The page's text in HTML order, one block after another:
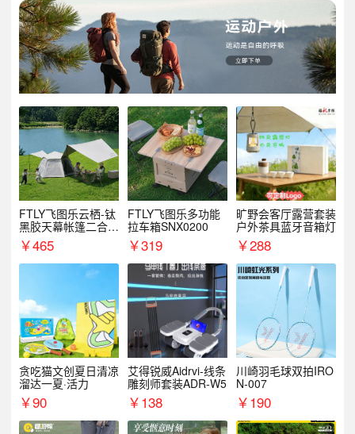
FTLY飞图乐云栖-钛
黑胶天幕帐篷二合一
TMTZ0201
￥465
FTLY飞图乐多功能
拉车箱SNX0200
￥319
旷野会客厅露营套装
户外茶具蓝牙音箱灯
￥288
贪吃猫文创夏日清凉
溜达一夏·活力
￥90
艾得锐威Aidrvi-线条
雕刻师套装ADR-W5
￥138
川崎羽毛球双拍IRO
N-007
￥190